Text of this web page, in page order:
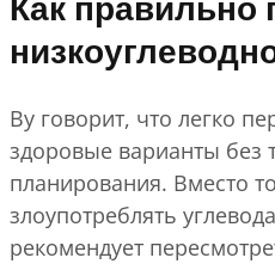
Как правильно
Ву говорит, что легко
здоровые варианты без
планирования. Вместо
злоупотреблять
рекомендует